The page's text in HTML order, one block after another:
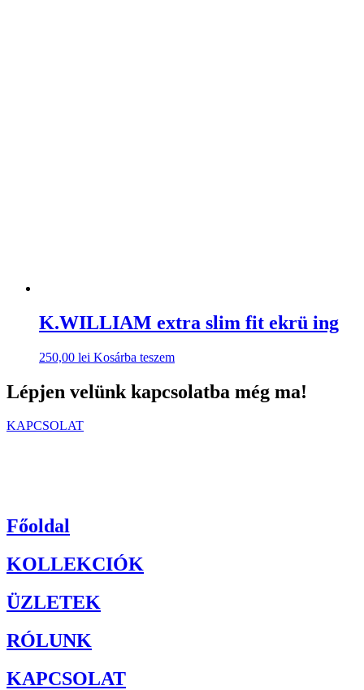
K.WILLIAM extra slim fit ekrü ing
250,00 lei Kosárba teszem
Lépjen velünk kapcsolatba még ma!
KAPCSOLAT
Főoldal
KOLLEKCIÓK
ÜZLETEK
RÓLUNK
KAPCSOLAT